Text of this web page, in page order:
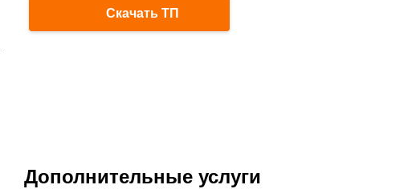
Скачать ТП
Дополнительные услуги